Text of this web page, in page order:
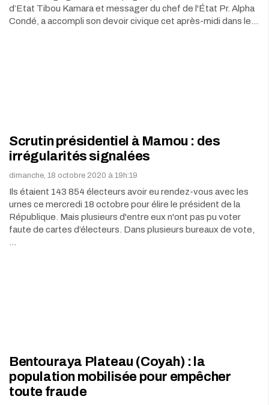
d’Etat Tibou Kamara et messager du chef de l'État Pr. Alpha
Condé, a accompli son devoir civique cet après-midi dans le…
Scrutin présidentiel à Mamou : des
irrégularités signalées
dimanche, 18 octobre 2020 à 19h:19
Ils étaient 143 854 électeurs avoir eu rendez-vous avec les
urnes ce mercredi 18 octobre pour élire le président de la
République. Mais plusieurs d'entre eux n'ont pas pu voter
faute de cartes d’électeurs. Dans plusieurs bureaux de vote,
Bentouraya Plateau (Coyah) : la
population mobilisée pour empêcher
toute fraude